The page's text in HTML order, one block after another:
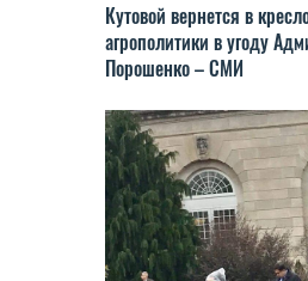
Кутовой вернется в
агрополитики в угоду
Порошенко – СМИ